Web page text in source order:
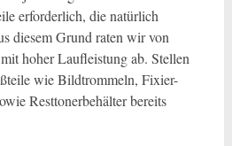
erforderlich, die natürlich
diesem Grund raten wir von
hoher Laufleistung ab. Stellen
wie Bildtrommeln, Fixier-
Resttonerbehälter bereits